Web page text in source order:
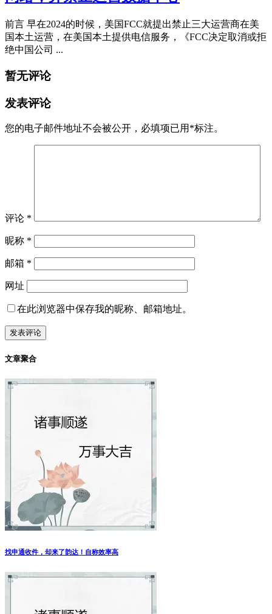
前言 早在2024的时候，美国FCC就提出禁止三大运营商在美
国本土运营，在美国本土提供电信服务，《FCC决定取消或拒
绝中国公司 ...
暂无评论
发表评论
您的电子邮件地址不会被公开， 必填项已用 *标注。
评论 *
昵称 *
邮箱 *
网址
在此浏览器中保存我的昵称、邮箱地址。
文章聚合
找申通收件，却来了韵达！自称效率高